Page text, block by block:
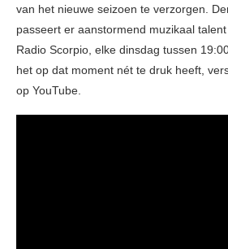
van het nieuwe seizoen te verzorgen.
passeert er aanstormend muzikaal
Radio Scorpio, elke dinsdag tussen
het op dat moment nét te druk heeft,
op YouTube.